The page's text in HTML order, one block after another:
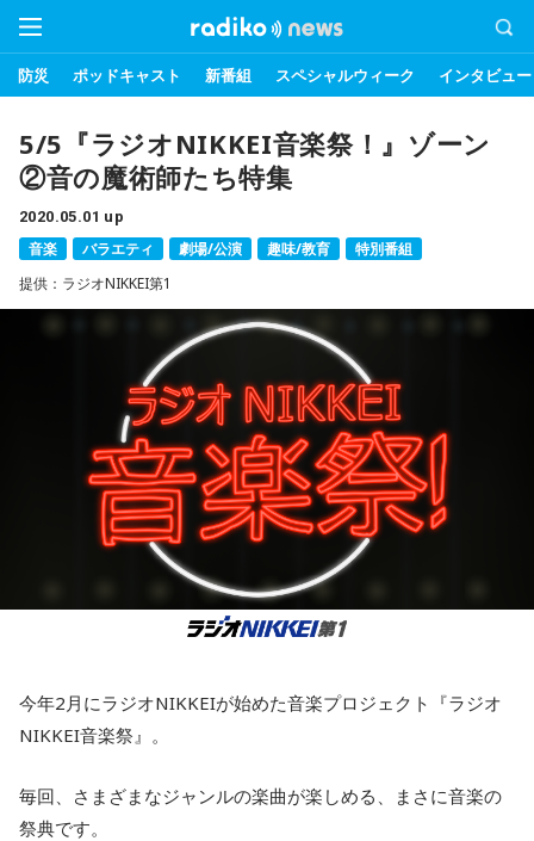
防災 ポッドキャスト 新番組 スペシャルウィーク インタビュー
5/5『ラジオNIKKEI音楽祭！』ゾーン
②音の魔術師たち特集
2020.05.01 up
音楽 バラエティ 劇場/公演 趣味/教育
特別番組
提供：ラジオNIKKEI第1
今年2月にラジオNIKKEIが始めた音楽プロジェクト『ラジオ
NIKKEI音楽祭』。
毎回、さまざまなジャンルの楽曲が楽しめる、まさに音楽の
祭典です。